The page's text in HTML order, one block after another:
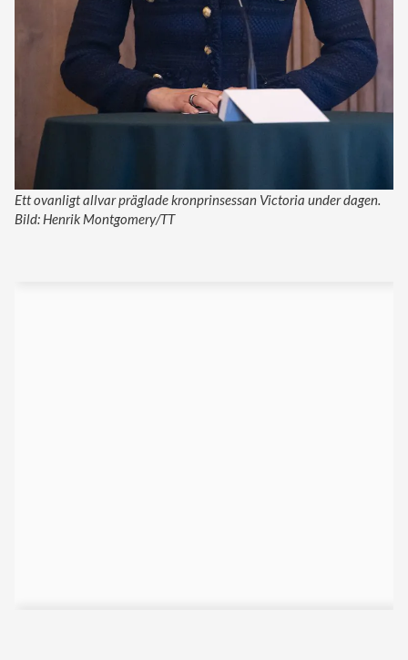
Ett ovanligt allvar präglade kronprinsessan Victoria under dagen.
Bild: Henrik Montgomery/TT